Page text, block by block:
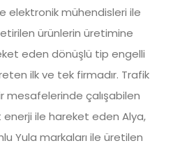
elektronik mühendisleri ile
ürünlerin üretimine
eden dönüşlü tip engelli
ilk ve tek firmadır. Trafik
mesafelerinde çalışabilen
enerji ile hareket eden Alya,
Yula markaları ile üretilen